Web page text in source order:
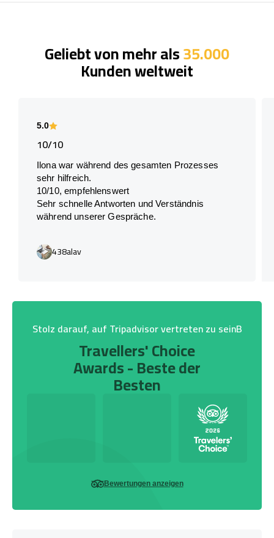
Geliebt von mehr als35.000
Kunden weltweit
5.0
10/10
Ilona war während des gesamten Prozesses
sehr hilfreich.
10/10, empfehlenswert
Sehr schnelle Antworten und Verständnis
während unserer Gespräche.
438alav
Stolz darauf, auf Tripadvisor vertreten zu seinB
Travellers' Choice
Awards - Beste der
Besten
Bewertungen anzeigen